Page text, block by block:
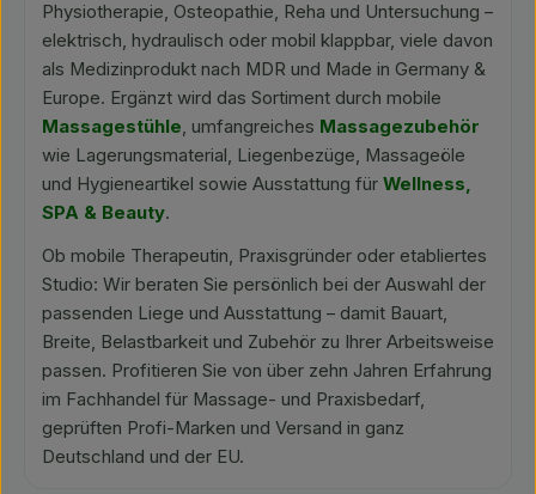
Physiotherapie, Osteopathie, Reha und Untersuchung –
elektrisch, hydraulisch oder mobil klappbar, viele davon
als Medizinprodukt nach MDR und Made in Germany &
Europe. Ergänzt wird das Sortiment durch mobile
Massagestühle, umfangreiches Massagezubehör
wie Lagerungsmaterial, Liegenbezüge, Massageöle
und Hygieneartikel sowie Ausstattung für Wellness,
SPA & Beauty.
Ob mobile Therapeutin, Praxisgründer oder etabliertes
Studio: Wir beraten Sie persönlich bei der Auswahl der
passenden Liege und Ausstattung – damit Bauart,
Breite, Belastbarkeit und Zubehör zu Ihrer Arbeitsweise
passen. Profitieren Sie von über zehn Jahren Erfahrung
im Fachhandel für Massage- und Praxisbedarf,
geprüften Profi-Marken und Versand in ganz
Deutschland und der EU.